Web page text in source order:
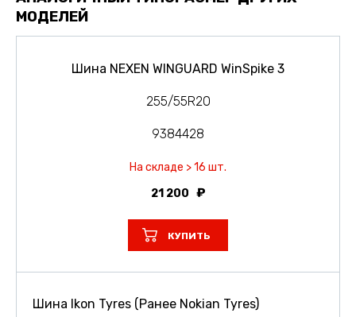
МОДЕЛЕЙ
Шина NEXEN WINGUARD WinSpike 3
255/55R20
9384428
На складе > 16 шт.
21 200
КУПИТЬ
Шина Ikon Tyres (Ранее Nokian Tyres)